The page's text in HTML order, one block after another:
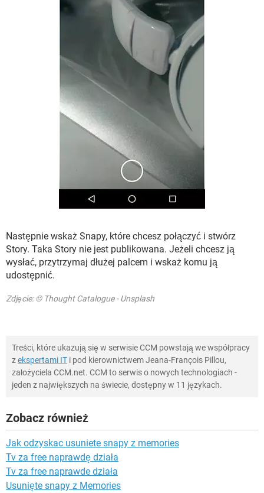
Następnie wskaż Snapy, które chcesz połączyć i stwórz
Story. Taka Story nie jest publikowana. Jeżeli chcesz ją
wysłać, przytrzymaj dłużej palcem i wskaż komu ją
udostępnić.
Zdjęcie: © Thought Catalogue - Unsplash
Treści, które ukazują się w serwisie CCM powstają we współpracy
zekspertami IT i pod kierownictwem Jeana-François Pillou,
założyciela CCM.net. CCM to serwis o nowych technologiach -
jeden z największych na świecie, dostępny w 11 językach.
Zobacz również
Jak odzyskac usuniete snapy z memories
Tv za free naprawdę działa
Tv za free naprawde działa
Usunięte snapy z Memories